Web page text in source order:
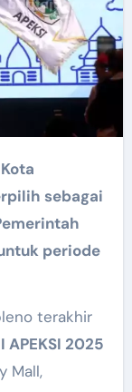
sebagai
periode
terakhir
2025
Mall,